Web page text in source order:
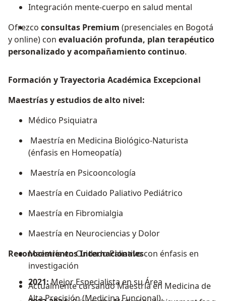
Integración mente-cuerpo en salud mental
Ofrezco consultas Premium (presenciales en Bogotá
y online) con evaluación profunda, plan terapéutico
personalizado y acompañamiento continuo.
Formación y Trayectoria Académica Excepcional
Maestrías y estudios de alto nivel:
Médico Psiquiatra
Maestría en Medicina Biológico-Naturista
(énfasis en Homeopatía)
Maestría en Psicooncología
Maestría en Cuidado Paliativo Pediátrico
Maestría en Fibromialgia
Maestría en Neurociencias y Dolor
Maestría en Cuidado Paliativo con énfasis en
investigación
Actualmente cursando Maestría en Medicina de
Alta Precisión (Medicina Funcional)
Reconocimientos Internacionales
2021:Mejor Especialista en su Área